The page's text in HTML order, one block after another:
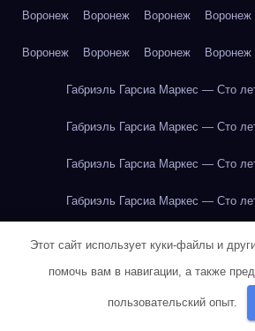
Воронеж Воронеж Воронеж Воронеж
Воронеж Воронеж Воронеж Воронеж
Габриэль Гарсиа Маркес — Сто
Габриэль Гарсиа Маркес — Сто
Габриэль Гарсиа Маркес — Сто
Габриэль Гарсиа Маркес — Сто
Габриэль Гарсиа Маркес — Сто
Габриэль Гарсиа Маркес — Сто
Этот сайт использует куки-файлы и
помочь вам в навигации, а также
пользовательский опыт.